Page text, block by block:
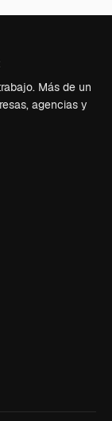
Más de un
agencias y